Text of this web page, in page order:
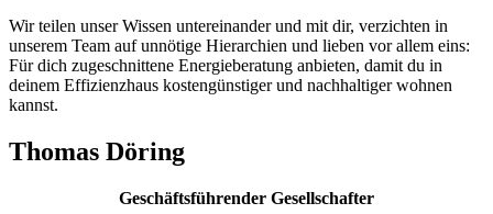
Wir teilen unser Wissen untereinander und mit dir, verzichten in
unserem Team auf unnötige Hierarchien und lieben vor allem eins:
Für dich zugeschnittene Energieberatung anbieten, damit du in
deinem Effizienzhaus kostengünstiger und nachhaltiger wohnen
kannst.
Thomas Döring
Geschäftsführender Gesellschafter